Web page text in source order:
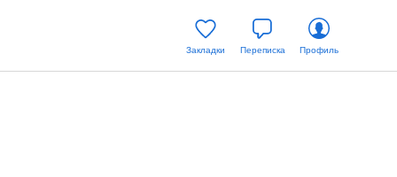
Закладки Переписка Профиль